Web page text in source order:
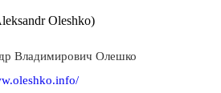
Владимирович Олешко